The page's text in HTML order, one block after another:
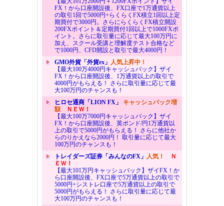
FX！から口座開設後、FX口座で1万通貨以上
の取引1回で5000円+らくらくFX積立1回以上定
期買付で3000円。さらにらくらくFX積立開設
200FXポイント＆定期買付1回以上で1000FXポ
イント。さらに取引量に応じて最大100万円に
加え、スクール受講と理解度テスト合格など
で1000円、CFD開設と取引で最大4000円！
GMO外貨「外貨ex」 人気上昇中！
【最大100万4000円キャッシュバック】ザイ
FX！から口座開設後、1万通貨以上の取引で
4000円がもらえる！ さらに取引量に応じて最
大100万円のチャンスも！
ヒロセ通商「LION FX」 キャッシュバック増
額ＮＥＷ！
【最大100万7000円キャッシュバック】ザイ
FX！から口座開設後、英ポンド/円1万通貨以
上の取引で5000円がもらえる！ さらに他社か
らのりかえなら2000円！ 取引量に応じて最大
100万円のチャンスも！
トレイダーズ証券「みんなのFX」 人気！
Ｎ
ＥＷ！
【最大101万円キャッシュバック】ザイFX！か
ら口座開設後、FX口座で5万通貨以上の取引で
5000円+シストレ口座で5万通貨以上の取引で
5000円がもらえる！ さらに取引量に応じて最
大100万円のチャンスも！